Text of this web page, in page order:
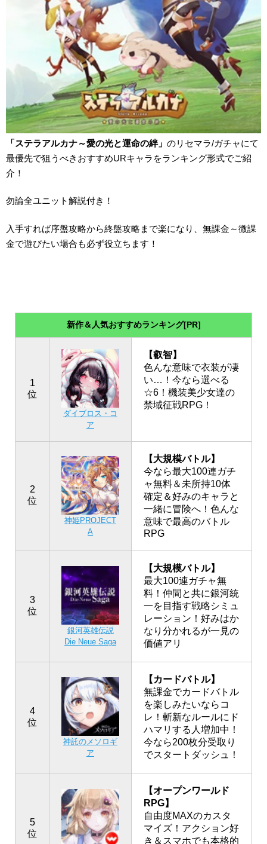
「ステラアルカナ～愛の光と運命の絆」 のリセマラ/ガチャにて
最優先で狙うべきおすすめURキャラをランキング形式でご紹
介！
勿論全ユニット解説付き！
入手すれば序盤攻略から終盤攻略まで楽になり、無課金～微課
金で遊びたい場合も必ず役立ちます！
新作＆人気おすすめランキング[PR]
1
位
ダイブロス・コ
ア
【叡智】
色んな意味で衣装が凄
い…！今なら選べる
☆6！機装美少女達の
禁域征戦RPG！
2
位
神姫PROJECT
A
【大規模バトル】
今なら最大100連ガチ
ャ無料＆未所持10体
確定＆好みのキャラと
一緒に冒険へ！色んな
意味で最高のバトル
RPG
3
位
銀河英雄伝説
Die Neue Saga
【大規模バトル】
最大100連ガチャ無
料！仲間と共に銀河統
一を目指す戦略シミュ
レーション！好みはか
なり分かれるが一見の
価値アリ
4
位
神託のメソロギ
ア
【カードバトル】
無課金でカードバトル
を楽しみたいならコ
レ！斬新なルールにド
ハマリする人増加中！
今なら200枚分受取り
でスタートダッシュ！
5
位
【オープンワールド
RPG】
自由度MAXのカスタ
マイズ！アクション好
き＆スマホでも本格的